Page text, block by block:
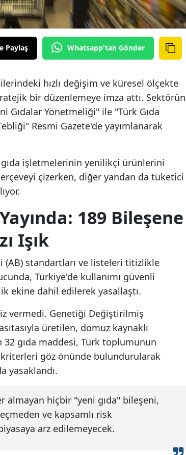
Paylaş Whatsapp'tan Gönder
hızlı değişim ve küresel ölçekte
bir düzenlemeye imza attı. Sektörün
Gıdalar Yönetmeliği" ile "Türk Gıda
Resmi Gazete'de yayımlanarak
işletmelerinin yenilikçi ürünlerini
çizerken, diğer yandan da tüketici
189 Bileşene
Işık
(AB) standartları ve listeleri titizlikle
Türkiye'de kullanımı güvenli
ekine dahil edilerek yasallaştı.
vermedi. Genetiği Değiştirilmiş
üretilen, domuz kaynaklı
gıda maddesi, Türk toplumunun
göz önünde bulundurularak
yasaklandı.
hiçbir "yeni gıda" bileşeni,
ve kapsamlı risk
arz edilemeyecek.